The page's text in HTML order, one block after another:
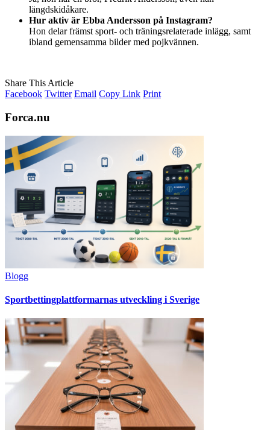
längdskidåkare.
Hur aktiv är Ebba Andersson på Instagram?
Hon delar främst sport- och träningsrelaterade inlägg, samt
ibland gemensamma bilder med pojkvännen.
Share This Article
Facebook Twitter Email Copy Link Print
Forca.nu
Blogg
Sportbettingplattformarnas utveckling i Sverige